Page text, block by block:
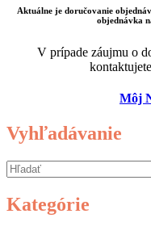
Aktuálne je doručovanie
objednávka
V prípade záujmu o
Môj
Vyhľadávanie
Kategórie